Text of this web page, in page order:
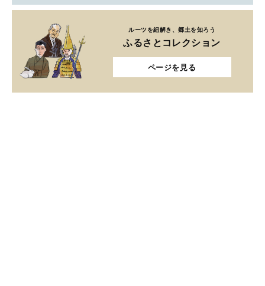
ルーツを紐解き、郷土を知ろう
ふるさとコレクション
ページを見る